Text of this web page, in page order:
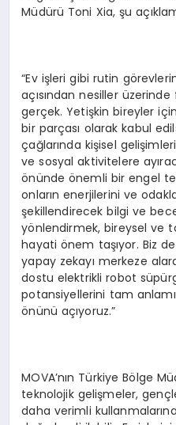
Müdürü Toni Xia, şu
“Ev işleri gibi rutin
açısından nesiller üzerinde
gerçek. Yetişkin bireyler
bir parçası olarak kabul
çağlarında kişisel
ve sosyal aktivitelere
önünde önemli bir engel
onların enerjilerini ve
şekillendirecek bilgi ve
yönlendirmek, bireysel ve
hayati önem taşıyor. Biz
yapay zekayı merkeze
dostu elektrikli robot
potansiyellerini tam
önünü açıyoruz.”
MOVA’nın Türkiye Bölge
teknolojik gelişmeler,
daha verimli